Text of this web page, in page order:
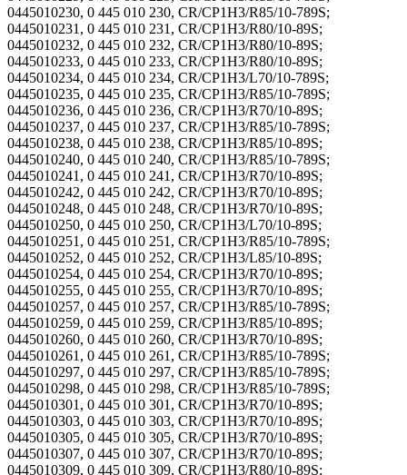
0445010230, 0 445 010 230, CR/CP1H3/R85/10-789S;
0445010231, 0 445 010 231, CR/CP1H3/R80/10-89S;
0445010232, 0 445 010 232, CR/CP1H3/R80/10-89S;
0445010233, 0 445 010 233, CR/CP1H3/R80/10-89S;
0445010234, 0 445 010 234, CR/CP1H3/L70/10-789S;
0445010235, 0 445 010 235, CR/CP1H3/R85/10-789S;
0445010236, 0 445 010 236, CR/CP1H3/R70/10-89S;
0445010237, 0 445 010 237, CR/CP1H3/R85/10-789S;
0445010238, 0 445 010 238, CR/CP1H3/R85/10-89S;
0445010240, 0 445 010 240, CR/CP1H3/R85/10-789S;
0445010241, 0 445 010 241, CR/CP1H3/R70/10-89S;
0445010242, 0 445 010 242, CR/CP1H3/R70/10-89S;
0445010248, 0 445 010 248, CR/CP1H3/R70/10-89S;
0445010250, 0 445 010 250, CR/CP1H3/L70/10-89S;
0445010251, 0 445 010 251, CR/CP1H3/R85/10-789S;
0445010252, 0 445 010 252, CR/CP1H3/L85/10-89S;
0445010254, 0 445 010 254, CR/CP1H3/R70/10-89S;
0445010255, 0 445 010 255, CR/CP1H3/R70/10-89S;
0445010257, 0 445 010 257, CR/CP1H3/R85/10-789S;
0445010259, 0 445 010 259, CR/CP1H3/R85/10-89S;
0445010260, 0 445 010 260, CR/CP1H3/R70/10-89S;
0445010261, 0 445 010 261, CR/CP1H3/R85/10-789S;
0445010297, 0 445 010 297, CR/CP1H3/R85/10-789S;
0445010298, 0 445 010 298, CR/CP1H3/R85/10-789S;
0445010301, 0 445 010 301, CR/CP1H3/R70/10-89S;
0445010303, 0 445 010 303, CR/CP1H3/R70/10-89S;
0445010305, 0 445 010 305, CR/CP1H3/R70/10-89S;
0445010307, 0 445 010 307, CR/CP1H3/R70/10-89S;
0445010309, 0 445 010 309, CR/CP1H3/R80/10-89S;